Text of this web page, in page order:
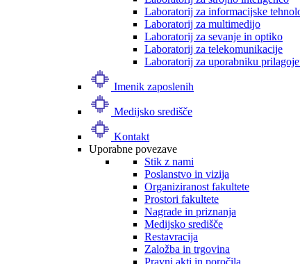
Laboratorij za informacijske
Laboratorij za multimedijo
Laboratorij za sevanje in optiko
Laboratorij za telekomunikacije
Laboratorij za uporabniku
Imenik zaposlenih
Medijsko središče
Kontakt
Uporabne povezave
Stik z nami
Poslanstvo in vizija
Organiziranost fakultete
Prostori fakultete
Nagrade in priznanja
Medijsko središče
Restavracija
Založba in trgovina
Pravni akti in poročila